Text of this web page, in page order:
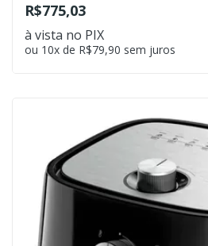
R$775,03
à vista no PIX
ou 10x de R$79,90 sem juros